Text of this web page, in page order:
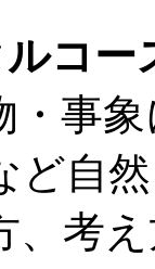
コー
・事
ど自
、考